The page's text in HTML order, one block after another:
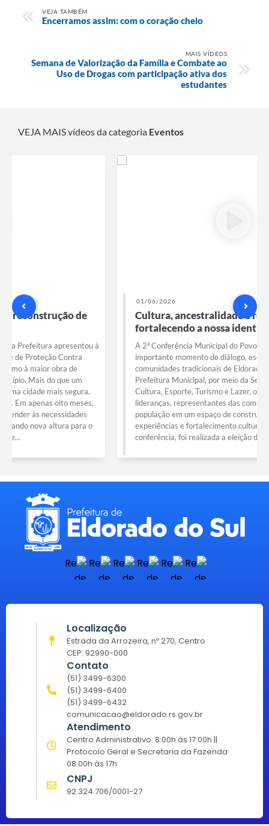
VEJA TAMBÉM
Encerramos assim: com o coração cheio
MAIS VÍDEOS
Semana de Valorização da Família e Combate ao
Uso de Drogas com participação ativa dos
estudantes
VEJA MAIS vídeos da categoria Eventos
Cultura, ancestralidade e representatividade
fortalecendo a nossa identidade!
A 2ª Conferência Municipal do Povo de Terreiro marcou um
importante momento de diálogo, escuta e valorização das
comunidades tradicionais de Eldorado do Sul. Promovido pela
Prefeitura Municipal, por meio da Secretaria Municipal de
Cultura, Esporte, Turismo e Lazer, o encontro reuniu
lideranças, representantes das comunidades de terreiro e a
população em um espaço de construção coletiva, troca de
experiências e fortalecimento cultural. Durante a
conferência, foi realizada a eleição do...
Localização
Estrada da Arrozeira, nº 270, Centro
CEP: 92990-000
Contato
(51) 3499-6300
(51) 3499-6400
(51) 3499-6432
comunicacao@eldorado.rs.gov.br
Atendimento
Centro Administrativo: 8:00h às 17:00h ||
Protocolo Geral e Secretaria da Fazenda:
08:00h às 17h
CNPJ
92.324.706/0001-27